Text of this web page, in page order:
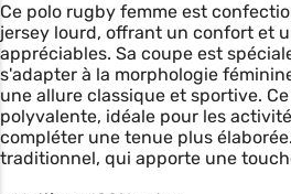
Ce polo rugby femme est
jersey lourd, offrant un confort et
appréciables. Sa coupe est
s'adapter à la morphologie
une allure classique et sportive.
polyvalente, idéale pour les
compléter une tenue plus
traditionnel, qui apporte une